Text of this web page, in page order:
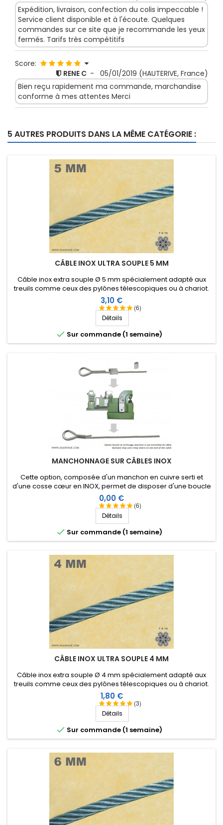
Expédition, livraison, confection du colis impeccable !
Service client disponible et à l'écoute. Quelques
commandes sur ce site que je recommande les yeux
fermés. Tarifs très compétitifs
Score:
RENE C - 05/01/2019 (HAUTERIVE, France)
Bien reçu rapidement ma commande, marchandise
conforme à mes attentes Merci
5 AUTRES PRODUITS DANS LA MÊME CATÉGORIE :
CÂBLE INOX ULTRA SOUPLE 5 MM
(6)
Câble inox extra souple Ø 5 mm spécialement adapté aux
treuils comme ceux des pylônes télescopiques ou à chariot.
Prix
3,10 €
Détails
 Sur commande (1 semaine)
MANCHONNAGE SUR CÂBLES INOX
(6)
Cette option, composée d'un manchon en cuivre serti et
d'une cosse cœur en INOX, permet de disposer d'une boucle
à une extrémité du câble inox extra souple que vous
commandez en même temps.
Prix
0,00 €
Détails
 Sur commande (1 semaine)
CÂBLE INOX ULTRA SOUPLE 4 MM
(3)
Câble inox extra souple Ø 4 mm spécialement adapté aux
treuils comme ceux des pylônes télescopiques ou à chariot.
Prix
1,80 €
Détails
 Sur commande (1 semaine)